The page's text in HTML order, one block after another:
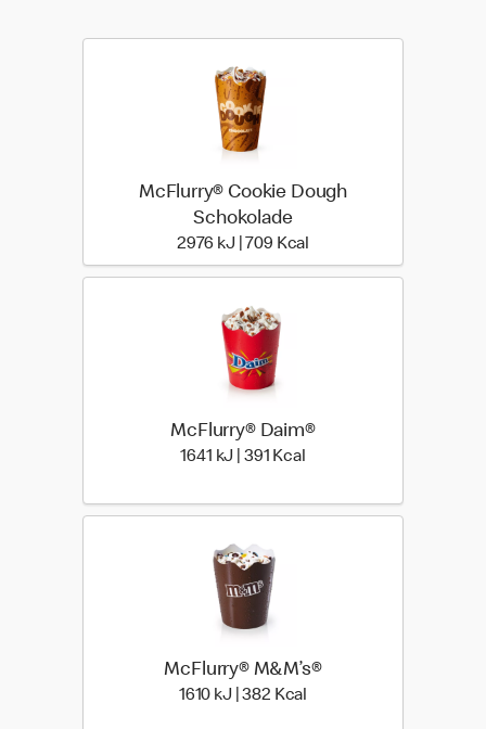
McFlurry® Cookie Dough
Schokolade
2976 kJ | 709 Kcal
McFlurry® Daim®
1641 kJ | 391 Kcal
McFlurry® M&M’s®
1610 kJ | 382 Kcal